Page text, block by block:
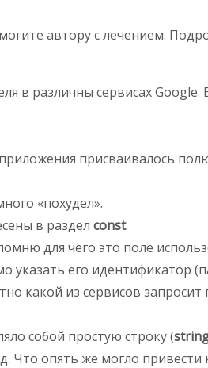
автору с лечением.
в различны сервисах
присваивалось
«похудел».
в раздел const.
для чего это поле
указать его идентификатор
какой из сервисов
собой простую строку (
Что опять же могло привести